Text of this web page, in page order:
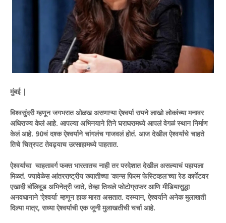
मुंबई |
विश्वसुंदरी म्हणून जगभरात ओळख असणाऱ्या ऐश्वर्या रायने लाखो लोकांच्या मनावर
अधिराज्य केलं आहे. आपल्या अभिनयाने तिने घराघरामध्ये आपलं वेगळं स्थान निर्माण
केलं आहे. 90चं दश्क ऐश्वर्याने चांगलंच गाजवलं होतं. आज देखील ऐश्वर्याचे चाहते
तिचे चित्रपट तेवढ्याच उत्साहामध्ये पाहतात.
ऐश्वर्याचा चाहतावर्ग फक्त भारतातच नाही तर परदेशात देखील असल्याचं पहायला
मिळतं. ज्यावेळेस आंतरराष्ट्रीय ख्यातीच्या ‘कान्स फिल्म फेस्टिव्हल’च्या रेड कार्पेटवर
एखादी बॉलिवूड अभिनेत्री जाते, तेव्हा तिथले फोटोग्राफर आणि मीडियासुद्धा
अनवधानाने ‘ऐश्वर्या’ म्हणून हाक मारत असतात. दरम्यान, ऐश्वर्याने अनेक मुलाखती
दिल्या मात्र, सध्या ऐश्वर्याची एक जूनी मुलाखतीची चर्चा आहे.